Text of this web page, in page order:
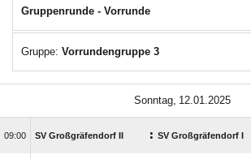
Gruppenrunde - Vorrunde
Gruppe: Vorrundengruppe 3
 
 SV Großgräfendorf II : SV Großgräfendorf I